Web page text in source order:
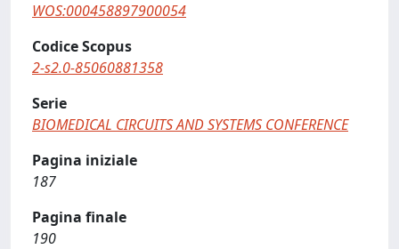
WOS:000458897900054
Codice Scopus
2-s2.0-85060881358
Serie
BIOMEDICAL CIRCUITS AND SYSTEMS CONFERENCE
Pagina iniziale
187
Pagina finale
190